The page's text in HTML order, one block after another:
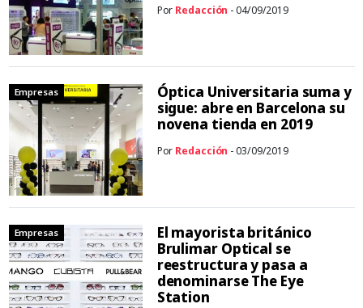
Por Redacción - 04/09/2019
Empresas
Óptica Universitaria suma y
sigue: abre en Barcelona su
novena tienda en 2019
Por Redacción - 03/09/2019
Empresas
El mayorista británico
Brulimar Optical se
reestructura y pasa a
denominarse The Eye
Station